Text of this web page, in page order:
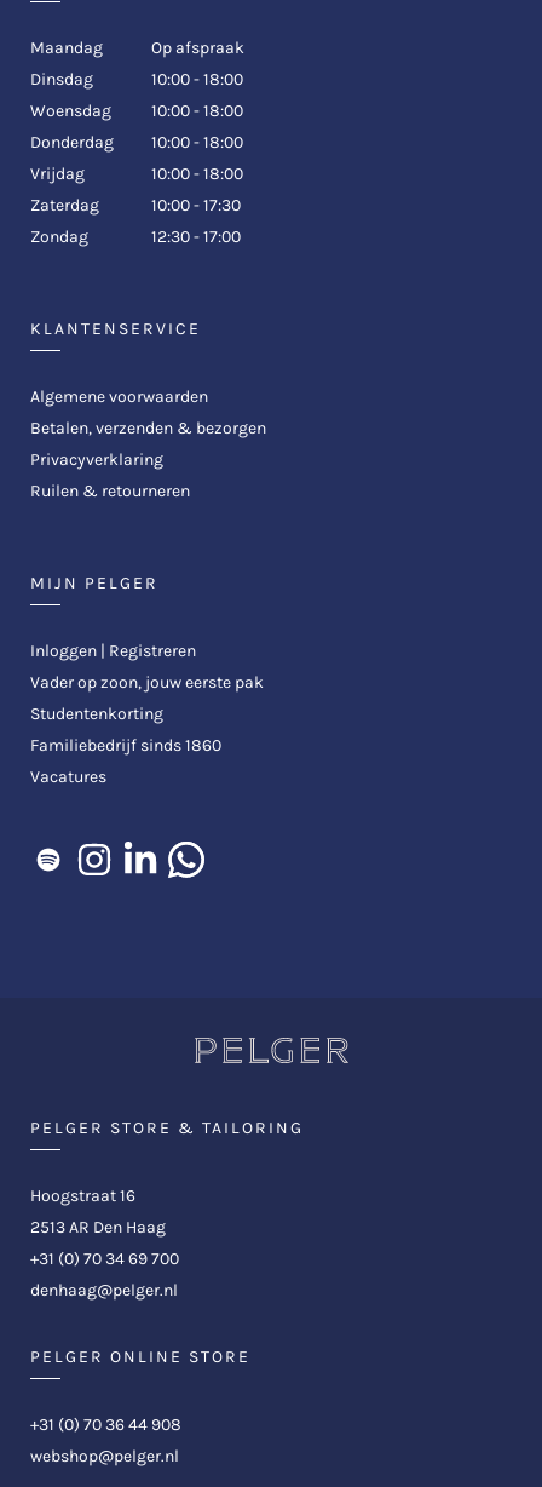
Maandag
Op afspraak
Dinsdag
10:00 - 18:00
Woensdag
10:00 - 18:00
Donderdag
10:00 - 18:00
Vrijdag
10:00 - 18:00
Zaterdag
10:00 - 17:30
Zondag
12:30 - 17:00
KLANTENSERVICE
Algemene voorwaarden
Betalen, verzenden & bezorgen
Privacyverklaring
Ruilen & retourneren
MIJN PELGER
Inloggen | Registreren
Vader op zoon, jouw eerste pak
Studentenkorting
Familiebedrijf sinds 1860
Vacatures
PELGER STORE & TAILORING
Hoogstraat 16
2513 AR Den Haag
+31 (0) 70 34 69 700
denhaag@pelger.nl
PELGER ONLINE STORE
+31 (0) 70 36 44 908
webshop@pelger.nl